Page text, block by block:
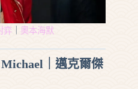
弈 奧本海默
｜邁克爾傑